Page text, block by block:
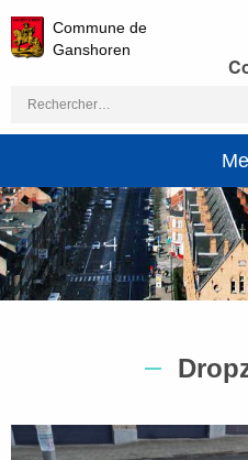
Commune de
Ganshoren
Rechercher :